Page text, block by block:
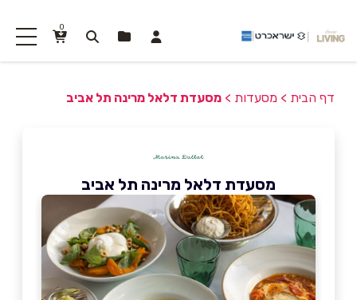
0
דף הבית > מסעדות > מסעדת דלאל מרינה תל אביב
מסעדת דלאל מרינה תל אביב